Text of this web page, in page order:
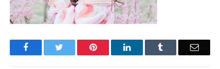
Facebook Pinterest LinkedIn Email